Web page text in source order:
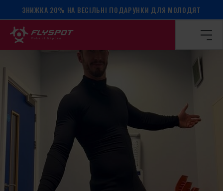
ЗНИЖКА 20% НА ВЕСІЛЬНІ ПОДАРУНКИ ДЛЯ МОЛОДЯТ
Головна сторінка / Календар подій / Табір Зака Ніколаса!